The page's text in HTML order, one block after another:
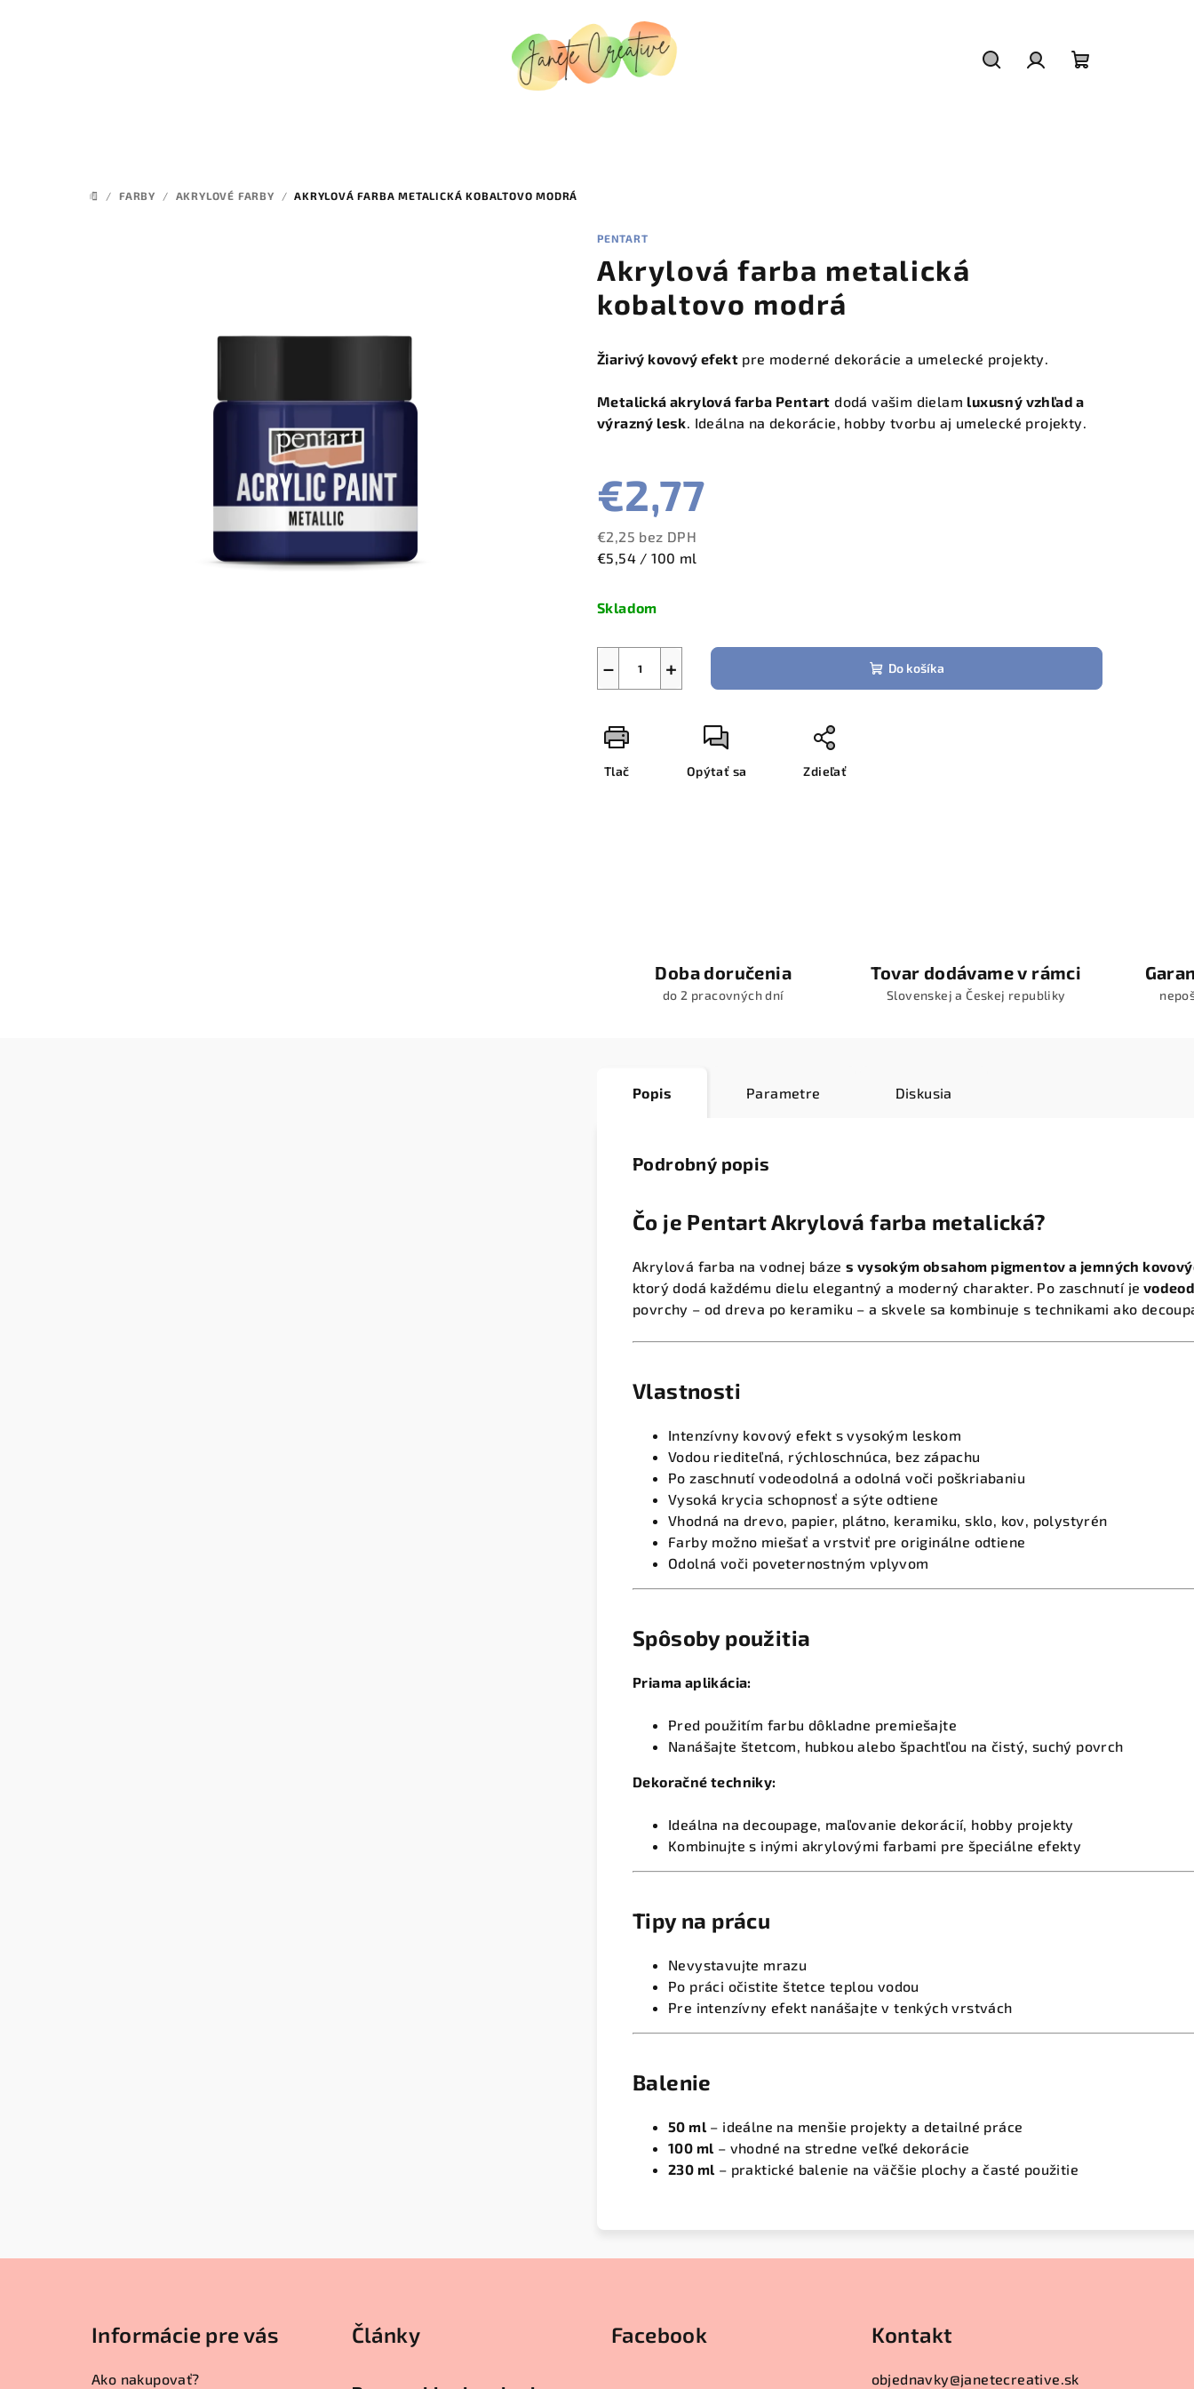
DOMOV
/ FARBY / AKRYLOVÉ FARBY / AKRYLOVÁ FARBA METALICKÁ KOBALTOVO MODRÁ
PENTART
Akrylová farba metalická
kobaltovo modrá
Žiarivý kovový efekt pre moderné dekorácie a umelecké projekty.
Metalická akrylová farba Pentart dodá vašim dielam luxusný vzhľad a
výrazný lesk . Ideálna na dekorácie, hobby tvorbu aj umelecké projekty.
€2,77
€2,25 bez DPH
Jednotková
€5,54 / 100 ml
Skladom
+
− Do košíka
Tlač Opýtať sa Zdieľať
Doba doručenia
do 2 pracovných dní
Tovar dodávame v rámci
Slovenskej a Českej republiky
Popis Parametre Diskusia
Podrobný popis
Čo je Pentart Akrylová farba metalická?
Akrylová farba na vodnej báze s vysokým obsahom pigmentov a jemných
ktorý dodá každému dielu elegantný a moderný charakter. Po zaschnutí je
povrchy – od dreva po keramiku – a skvele sa kombinuje s technikami ako
Vlastnosti
Intenzívny kovový efekt s vysokým leskom
Vodou riediteľná, rýchloschnúca, bez zápachu
Po zaschnutí vodeodolná a odolná voči poškriabaniu
Vysoká krycia schopnosť a sýte odtiene
Vhodná na drevo, papier, plátno, keramiku, sklo, kov, polystyrén
Farby možno miešať a vrstviť pre originálne odtiene
Odolná voči poveternostným vplyvom
Spôsoby použitia
Priama aplikácia:
Pred použitím farbu dôkladne premiešajte
Nanášajte štetcom, hubkou alebo špachtľou na čistý, suchý povrch
Dekoračné techniky:
Ideálna na decoupage, maľovanie dekorácií, hobby projekty
Kombinujte s inými akrylovými farbami pre špeciálne efekty
Tipy na prácu
Nevystavujte mrazu
Po práci očistite štetce teplou vodou
Pre intenzívny efekt nanášajte v tenkých vrstvách
Balenie
50 ml – ideálne na menšie projekty a detailné práce
100 ml – vhodné na stredne veľké dekorácie
230 ml – praktické balenie na väčšie plochy a časté použitie
Informácie pre vás
Ako nakupovať?
Články Facebook Kontakt
objednavky@janetecreative.sk